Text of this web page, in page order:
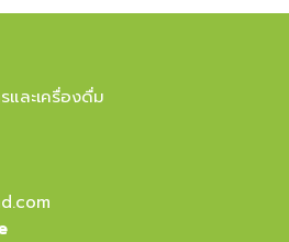
และเครื่องดื่ม